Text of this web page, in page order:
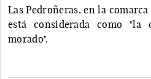
Las Pedroñeras, en la
está considerada como
morado".